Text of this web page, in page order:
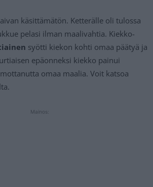
käsittämätön. Ketterälle oli tulossa
pelasi ilman maalivahtia. Kiekko-
syötti kiekon kohti omaa päätyä ja
epäonneksi kiekko painui
omaa maalia. Voit katsoa
Mainos: